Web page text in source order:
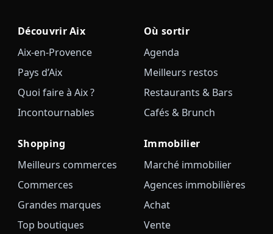
Découvrir Aix
Aix-en-Provence
Pays d’Aix
Quoi faire à Aix ?
Incontournables
Où sortir
Agenda
Meilleurs restos
Restaurants & Bars
Cafés & Brunch
Shopping
Meilleurs commerces
Commerces
Grandes marques
Top boutiques
Immobilier
Marché immobilier
Agences immobilières
Achat
Vente